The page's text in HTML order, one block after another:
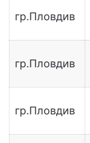
гр.Пловдив
гр.Пловдив
гр.Пловдив